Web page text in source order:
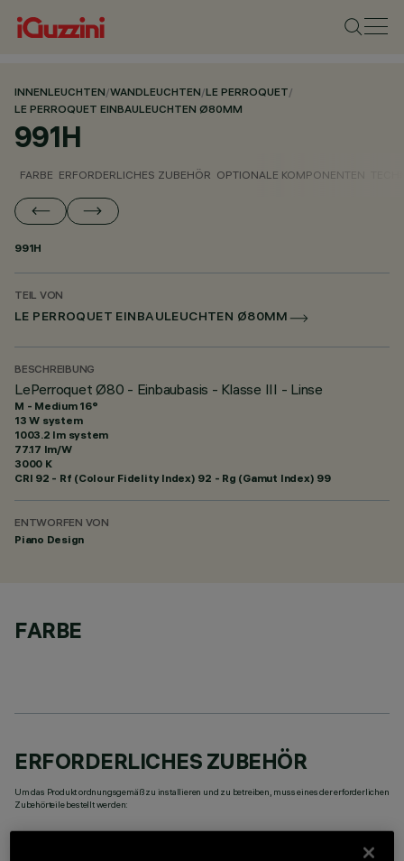
INNENLEUCHTEN/WANDLEUCHTEN/LE PERROQUET/
LE PERROQUET EINBAULEUCHTEN Ø80MM
991H
FARBE ERFORDERLICHES ZUBEHÖR OPTIONALE KOMPONENTEN
991H
TEIL VON
LE PERROQUET EINBAULEUCHTEN Ø80MM
BESCHREIBUNG
LePerroquet Ø80 - Einbaubasis - Klasse III - Linse
M - Medium 16°
13 W system
1003.2 lm system
77.17 lm/W
3000 K
CRI 92 - Rf (Colour Fidelity Index) 92 - Rg (Gamut Index) 99
ENTWORFEN VON
Piano Design
FARBE
ERFORDERLICHES ZUBEHÖR
Um das Produkt ordnungsgemäß zu installieren und zu betreiben, muss eines der erforderlichen
Zubehörteile bestellt werden: